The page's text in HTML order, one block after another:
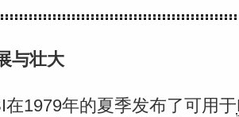
与壮大
在1979年的夏季发布了可用于